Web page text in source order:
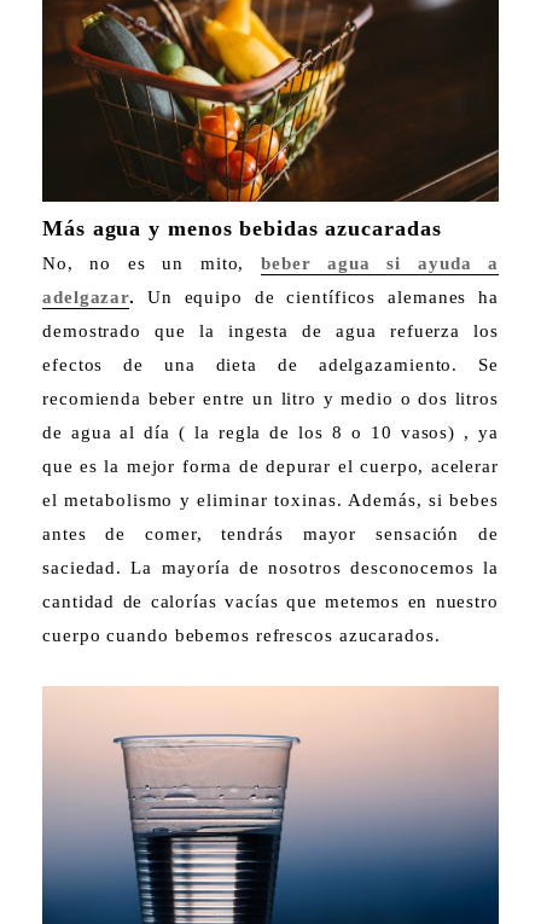
Más agua y menos bebidas azucaradas
No, no es un mito, beber agua si ayuda a
adelgazar.
Un equipo de científicos alemanes ha
demostrado que la ingesta de agua refuerza los
efectos de una dieta de adelgazamiento. Se
recomienda beber entre un litro y medio o dos litros
de agua al día ( la regla de los 8 o 10 vasos) , ya
que es la mejor forma de depurar el cuerpo, acelerar
el metabolismo y eliminar toxinas. Además, si bebes
antes de comer, tendrás mayor sensación de
saciedad. La mayoría de nosotros desconocemos la
cantidad de calorías vacías que metemos en nuestro
cuerpo cuando bebemos refrescos azucarados.